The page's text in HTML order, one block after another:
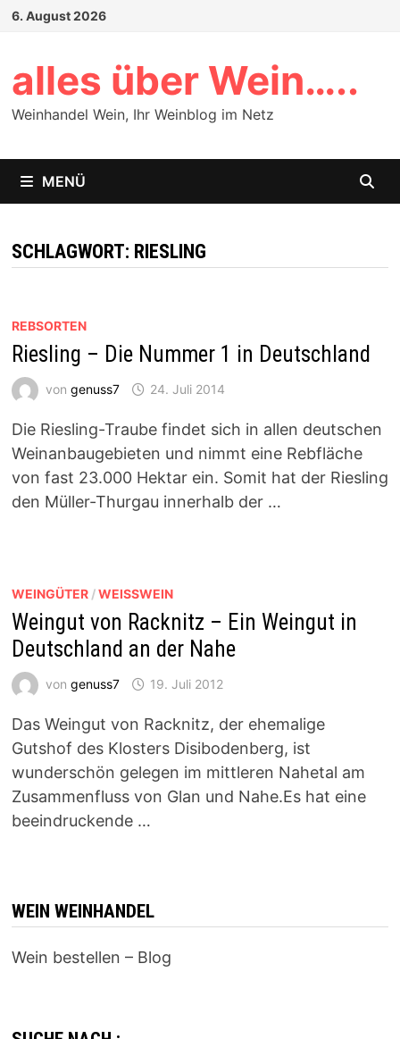
Zum
6. August 2026
alles über Wein…..
Weinhandel Wein, Ihr Weinblog im Netz
MENÜ
SCHLAGWORT: RIESLING
REBSORTEN
Riesling – Die Nummer 1 in Deutschland
von genuss7 24. Juli 2014
Die Riesling-Traube findet sich in allen deutschen
Weinanbaugebieten und nimmt eine Rebfläche
von fast 23.000 Hektar ein. Somit hat der Riesling
den Müller-Thurgau innerhalb der …
WEINGÜTER/WEISSWEIN
Weingut von Racknitz – Ein Weingut in
Deutschland an der Nahe
von genuss7 19. Juli 2012
Das Weingut von Racknitz, der ehemalige
Gutshof des Klosters Disibodenberg, ist
wunderschön gelegen im mittleren Nahetal am
Zusammenfluss von Glan und Nahe.Es hat eine
beeindruckende …
WEIN WEINHANDEL
Wein bestellen – Blog